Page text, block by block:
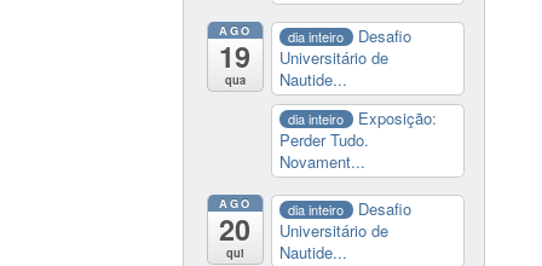
AGO
19
qua
dia inteiro
Desafio
Universitário de
Nautide...
dia inteiro
Exposição:
Perder Tudo.
Novament...
AGO
20
qui
dia inteiro
Desafio
Universitário de
Nautide...